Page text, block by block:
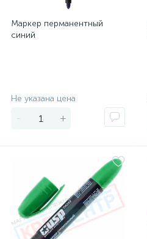
Маркер перманентный
синий
Не указана цена
- +